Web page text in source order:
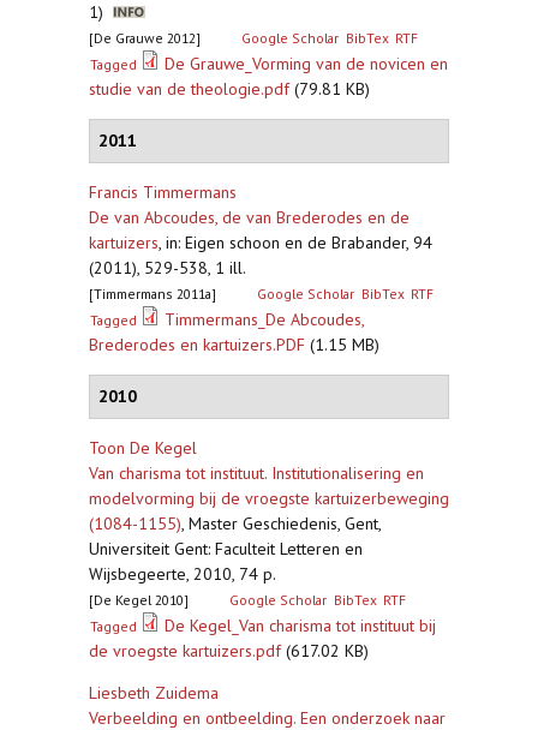
1)
[De Grauwe 2012] Google Scholar BibTex RTF
Tagged
De Grauwe_Vorming van de novicen en
studie van de theologie.pdf(79.81 KB)
2011
Francis Timmermans
De van Abcoudes, de van Brederodes en de
kartuizers, in: Eigen schoon en de Brabander, 94
(2011), 529-538, 1 ill.
[Timmermans 2011a] Google Scholar BibTex RTF
Tagged
Timmermans_De Abcoudes,
Brederodes en kartuizers.PDF (1.15 MB)
2010
Toon De Kegel
Van charisma tot instituut. Institutionalisering en
modelvorming bij de vroegste kartuizerbeweging
(1084-1155), Master Geschiedenis, Gent,
Universiteit Gent: Faculteit Letteren en
Wijsbegeerte, 2010, 74 p.
[De Kegel 2010] Google Scholar BibTex RTF
Tagged
De Kegel_Van charisma tot instituut bij
de vroegste kartuizers.pdf(617.02 KB)
Liesbeth Zuidema
Verbeelding en ontbeelding. Een onderzoek naar